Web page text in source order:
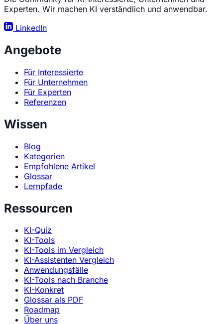
Experten. Wir machen KI verständlich und anwendbar.
LinkedIn
Angebote
Für Interessierte
Für Unternehmen
Für Experten
Referenzen
Wissen
Blog
Kategorien
Empfohlene Artikel
Glossar
Lernpfade
Ressourcen
KI-Quiz
KI-Tools
KI-Tools im Vergleich
KI-Assistenten Vergleich
Anwendungsfälle
KI-Tools nach Branche
KI-Konkret
Glossar als PDF
Roadmap
Über uns